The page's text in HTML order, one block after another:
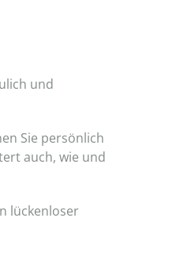
und
Sie persönlich
auch, wie und
lückenloser